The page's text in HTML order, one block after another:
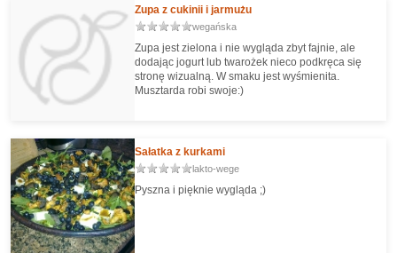
Zupa z cukinii i jarmużu
wegańska
Zupa jest zielona i nie wygląda zbyt fajnie, ale
dodając jogurt lub twarożek nieco podkręca się
stronę wizualną. W smaku jest wyśmienita.
Musztarda robi swoje:)
Sałatka z kurkami
lakto-wege
Pyszna i pięknie wygląda ;)